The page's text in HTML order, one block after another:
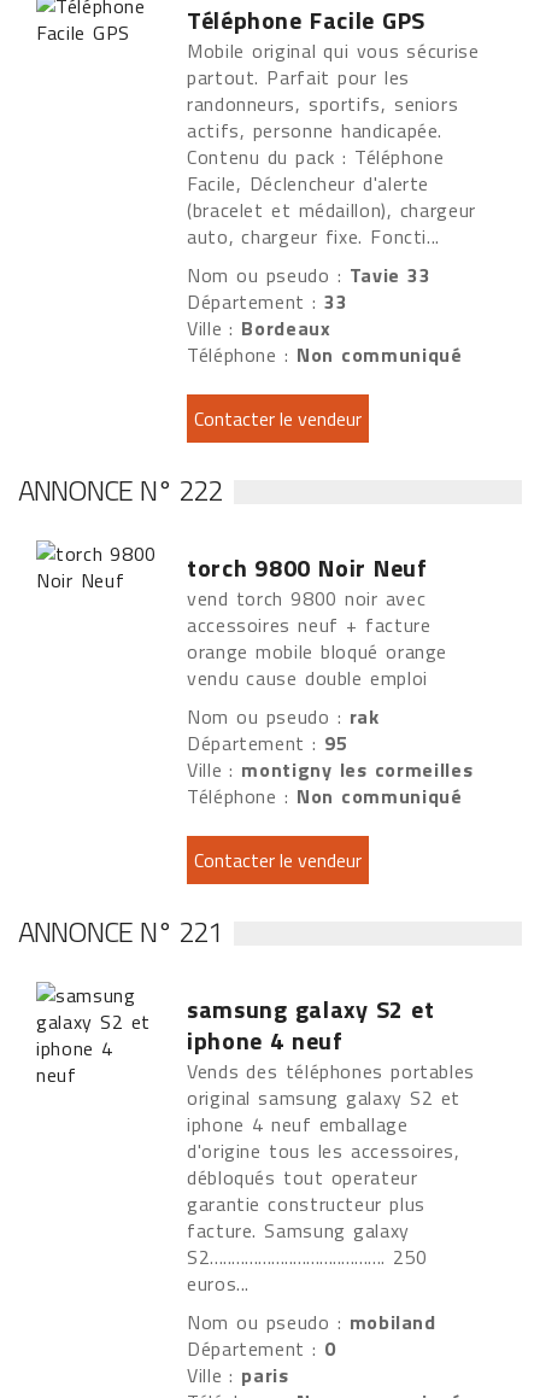
Téléphone Facile GPS
Mobile original qui vous sécurise
partout. Parfait pour les
randonneurs, sportifs, seniors
actifs, personne handicapée.
Contenu du pack : Téléphone
Facile, Déclencheur d'alerte
(bracelet et médaillon), chargeur
auto, chargeur fixe. Foncti...
Nom ou pseudo : Tavie 33
Département :33
Ville : Bordeaux
Téléphone : Non communiqué
ANNONCE N° 222
torch 9800 Noir Neuf
vend torch 9800 noir avec
accessoires neuf + facture
orange mobile bloqué orange
vendu cause double emploi
Nom ou pseudo : rak
Département : 95
Ville : montigny les cormeilles
Téléphone : Non communiqué
ANNONCE N° 221
samsung galaxy S2 et
iphone 4 neuf
Vends des téléphones portables
original samsung galaxy S2 et
iphone 4 neuf emballage
d'origine tous les accessoires,
débloqués tout operateur
garantie constructeur plus
facture. Samsung galaxy
S2........................................ 250
euros...
Nom ou pseudo : mobiland
Département : 0
Ville : paris